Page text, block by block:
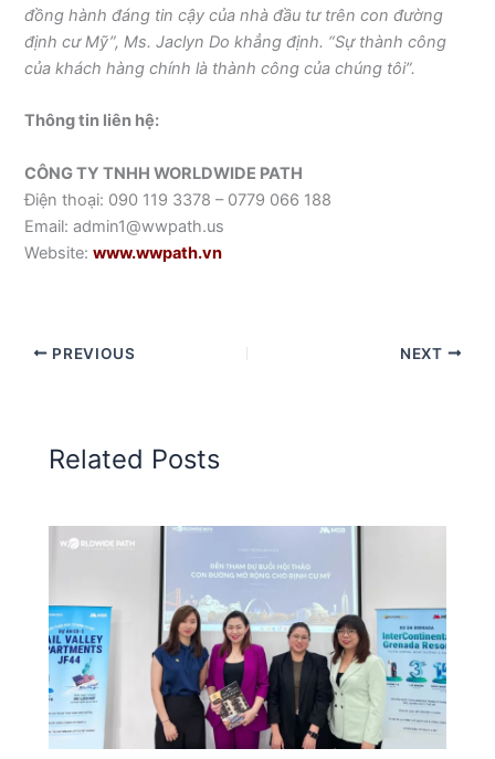
đồng hành đáng tin cậy của nhà đầu tư trên con đường
định cư Mỹ”, Ms. Jaclyn Do khẳng định. “Sự thành công
của khách hàng chính là thành công của chúng tôi”.
Thông tin liên hệ:
CÔNG TY TNHH WORLDWIDE PATH
Điện thoại: 090 119 3378 – 0779 066 188
Email: admin1@wwpath.us
Website: www.wwpath.vn
PREVIOUS NEXT
Related Posts